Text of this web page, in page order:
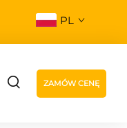
PL
ZAMÓW CENĘ